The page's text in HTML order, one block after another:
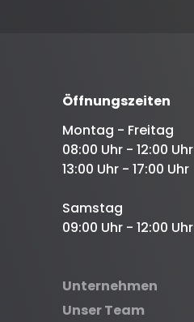
Öffnungszeiten
Montag - Freitag
08:00 Uhr - 12:00 Uhr
13:00 Uhr - 17:00 Uhr
Samstag
09:00 Uhr - 12:00 Uhr
Unternehmen
Unser Team